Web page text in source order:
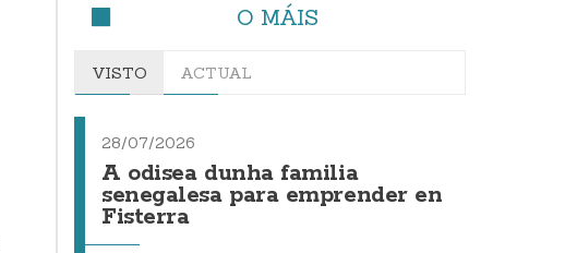
O MÁIS
VISTO ACTUAL
28/07/2026
A odisea dunha familia
senegalesa para emprender en
Fisterra